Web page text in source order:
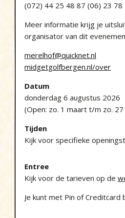
(072) 44 25 48 87 (06) 23 78
Meer informatie krijg je
organisator van dit
merelhof@quicknet.nl
midgetgolfbergen.nl/over
Datum
donderdag 6 augustus 2026
(Open: zo. 1 maart t/m zo.
Tijden
Kijk voor specifieke
Entree
Kijk voor de tarieven op de
Je kunt met Pin of Creditcard